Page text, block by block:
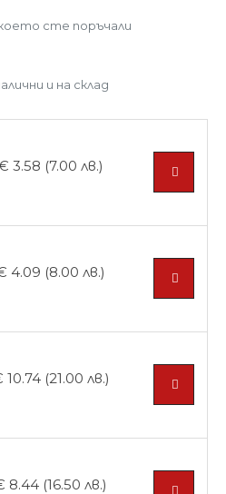
сте поръчали
и на склад
3.58 (7.00 лв.)
4.09 (8.00 лв.)
10.74 (21.00 лв.)
8.44 (16.50 лв.)